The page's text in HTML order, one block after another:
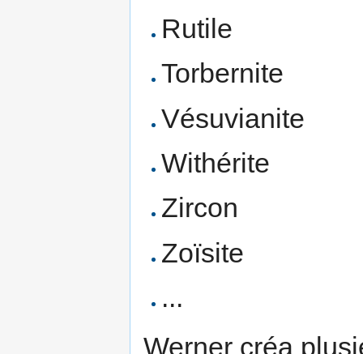
Rutile
Torbernite
Vésuvianite
Withérite
Zircon
Zoïsite
...
Werner créa